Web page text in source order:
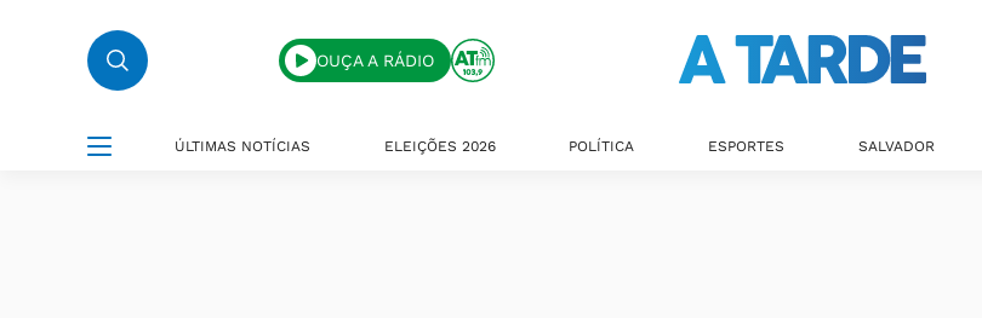
OUÇA A RÁDIO
ÚLTIMAS NOTÍCIAS ELEIÇÕES 2026 POLÍTICA ESPORTES SALVADOR